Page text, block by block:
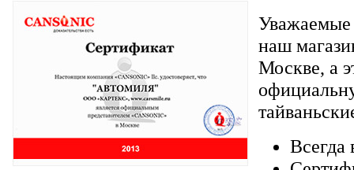
Уважаемые
наш
Москве, а
Всегда